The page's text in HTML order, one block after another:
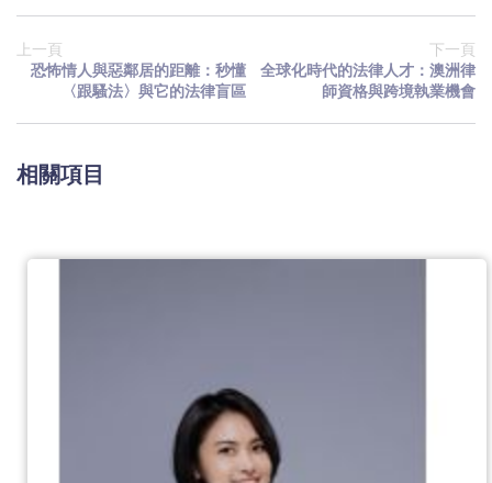
上一頁
恐怖情人與惡鄰居的距離：秒懂
〈跟騷法〉與它的法律盲區
下一頁
全球化時代的法律人才：澳洲律
師資格與跨境執業機會
相關項目